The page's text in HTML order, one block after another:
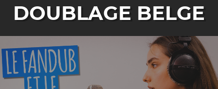
DOUBLAGE BELGE